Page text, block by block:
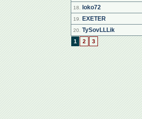
18. loko72
19. EXETER
20. TySovLLLik
1 2 3